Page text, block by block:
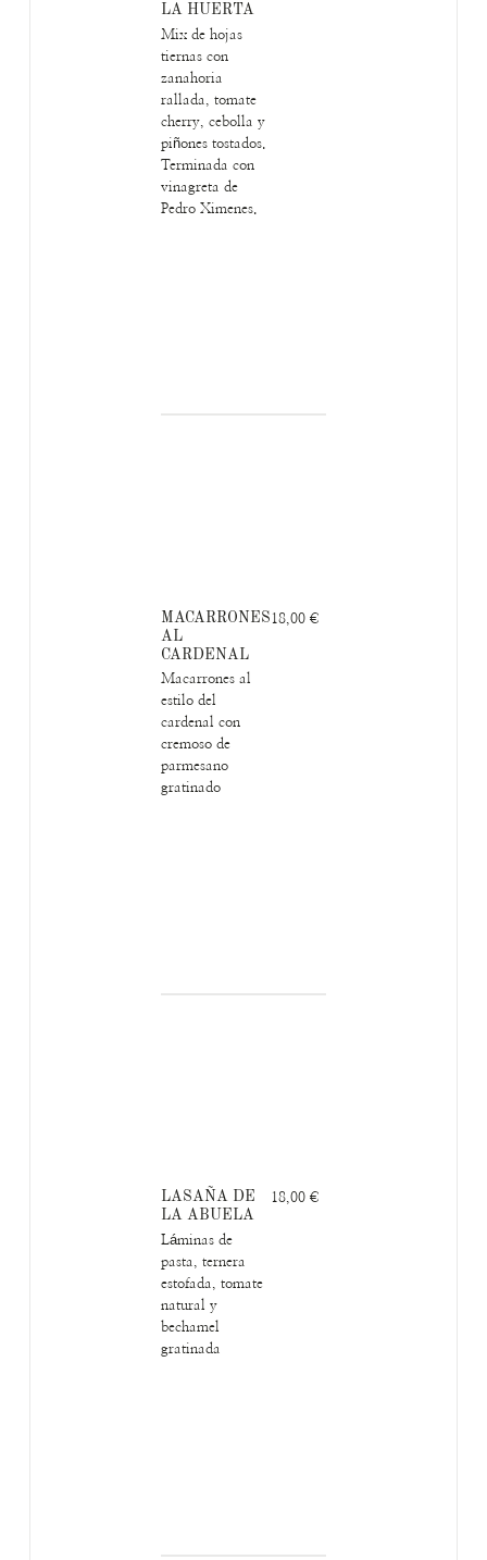
LA HUERTA
Mix de hojas
tiernas con
zanahoria
rallada, tomate
cherry, cebolla y
piñones tostados.
Terminada con
vinagreta de
Pedro Ximenes.
MACARRONES
AL
CARDENAL
Macarrones al
estilo del
cardenal con
cremoso de
parmesano
gratinado
18,00 €
LASAÑA DE
LA ABUELA
Láminas de
pasta, ternera
estofada, tomate
natural y
bechamel
gratinada
18,00 €